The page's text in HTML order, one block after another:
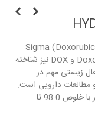
دوکسوروبیسین هیدروکلراید (Doxorubicin Hydrochloride) Sigma
D1515 که با نام‌های Doxorubicin HCl، Adriamycin و DOX نیز شناخته
زیستی مهم در
دارویی است.
این محصول توسط Sigma-Aldrich به‌صورت پودر با خلوص 98.0 تا